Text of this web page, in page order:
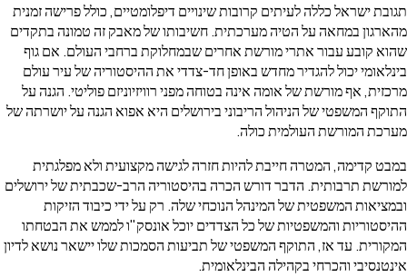
תגובת ישראל כללה לעיתים קרובות שינויים דיפלומטיים, כולל פרישה זמנית
מהארגון במחאה על הטיה מערכתית. חשיבותו של מאבק זה טמונה בתקדים
שהוא קובע עבור אתרי מורשת אחרים שבמחלוקת ברחבי העולם. אם גוף
בינלאומי יכול להגדיר מחדש באופן חד-צדדי את ההיסטוריה של עיר עולם
מרכזית, אף מורשת של אומה אינה בטוחה מפני רוויזיוניזם פוליטי. הגנה על
התוקף המשפטי של הניהול הריבוני בירושלים היא אפוא הגנה על יושרתה של
מערכת המורשת העולמית כולה.
במבט קדימה, המטרה חייבת להיות חזרה לגישה מקצועית ולא מפלגתית
למורשת תרבותית. הדבר דורש הכרה בהיסטוריה הרב-שכבתית של ירושלים
ובמציאות המשפטית של המינהל הנוכחי שלה. רק על ידי כיבוד הזיקות
ההיסטוריות והמשפטיות של כל הצדדים יוכל אונסק"ו לממש את הבטחתו
המקורית. עד אז, התוקף המשפטי של תביעות הסמכות שלו יישאר נושא לדיון
אינטנסיבי והכרחי בקהילה הבינלאומית.